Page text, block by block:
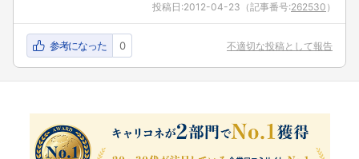
投稿日:2012-04-23 （記事番号:262530 ）
参考になった 0 不適切な投稿として報告